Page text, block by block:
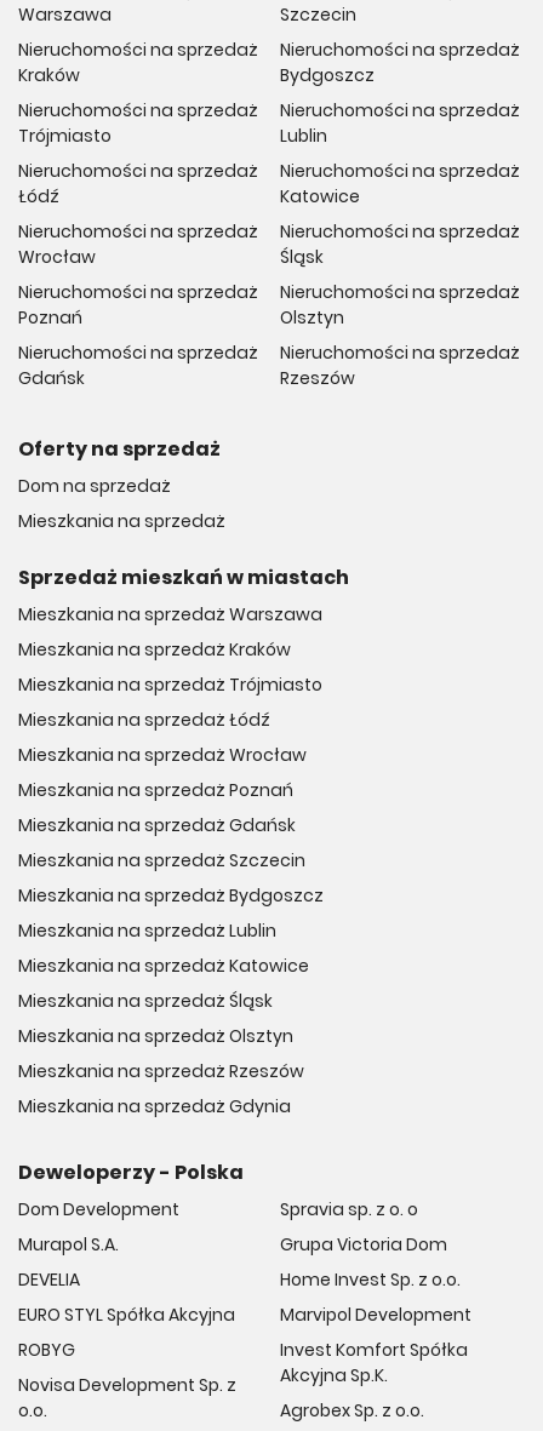
Warszawa
Nieruchomości na sprzedaż
Kraków
Nieruchomości na sprzedaż
Trójmiasto
Nieruchomości na sprzedaż
Łódź
Nieruchomości na sprzedaż
Wrocław
Nieruchomości na sprzedaż
Poznań
Nieruchomości na sprzedaż
Gdańsk
Szczecin
Nieruchomości na sprzedaż
Bydgoszcz
Nieruchomości na sprzedaż
Lublin
Nieruchomości na sprzedaż
Katowice
Nieruchomości na sprzedaż
Śląsk
Nieruchomości na sprzedaż
Olsztyn
Nieruchomości na sprzedaż
Rzeszów
Oferty na sprzedaż
Dom na sprzedaż
Mieszkania na sprzedaż
Sprzedaż mieszkań w miastach
Mieszkania na sprzedaż Warszawa
Mieszkania na sprzedaż Kraków
Mieszkania na sprzedaż Trójmiasto
Mieszkania na sprzedaż Łódź
Mieszkania na sprzedaż Wrocław
Mieszkania na sprzedaż Poznań
Mieszkania na sprzedaż Gdańsk
Mieszkania na sprzedaż Szczecin
Mieszkania na sprzedaż Bydgoszcz
Mieszkania na sprzedaż Lublin
Mieszkania na sprzedaż Katowice
Mieszkania na sprzedaż Śląsk
Mieszkania na sprzedaż Olsztyn
Mieszkania na sprzedaż Rzeszów
Mieszkania na sprzedaż Gdynia
Deweloperzy - Polska
Dom Development
Murapol S.A.
DEVELIA
EURO STYL Spółka Akcyjna
ROBYG
Novisa Development Sp. z
o.o.
Spravia sp. z o. o
Grupa Victoria Dom
Home Invest Sp. z o.o.
Marvipol Development
Invest Komfort Spółka
Akcyjna Sp.K.
Agrobex Sp. z o.o.